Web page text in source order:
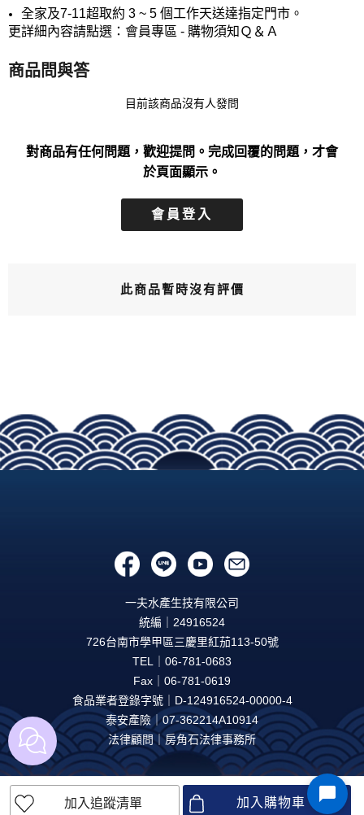
加入追蹤清單 加入購物車
全家及7-11超取約 3 ~ 5 個工作天送達指定門市。
更詳細內容請點選：會員專區 - 購物須知Ｑ＆Ａ
商品問與答
目前該商品沒有人發問
對商品有任何問題，歡迎提問。完成回覆的問題，才會
於頁面顯示。
會員登入
此商品暫時沒有評價
一夫水產生技有限公司
統編｜24916524
726台南市學甲區三慶里紅茄113-50號
TEL｜06-781-0683
Fax｜06-781-0619
食品業者登錄字號｜D-124916524-00000-4
泰安產險｜07-362214A10914
法律顧問｜房角石法律事務所